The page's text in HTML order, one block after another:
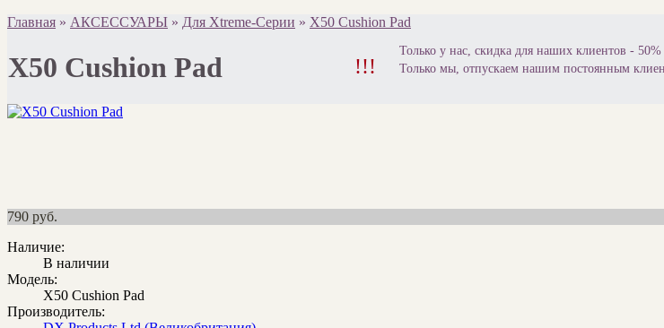
Главная » АКСЕССУАРЫ » Для Xtreme-Серии » Х50 Cushion Pad
Х50 Cushion Pad !!!
Только у нас, скидка для наших клиентов -
Только мы, отпускаем нашим постоянным
790 руб.
Наличие:
В наличии
Модель:
Х50 Cushion Pad
Производитель: